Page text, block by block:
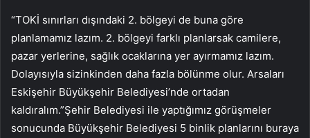
“TOKİ sınırları dışındaki 2. bölgeyi de buna göre
planlamamız lazım. 2. bölgeyi farklı planlarsak camilere,
pazar yerlerine, sağlık ocaklarına yer ayırmamız lazım.
Dolayısıyla sizinkinden daha fazla bölünme olur. Arsaları
Eskişehir Büyükşehir Belediyesi’nde ortadan
kaldıralım.”Şehir Belediyesi ile yaptığımız görüşmeler
sonucunda Büyükşehir Belediyesi 5 binlik planlarını buraya